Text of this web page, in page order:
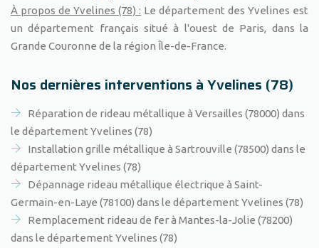
À propos de Yvelines (78) : Le département des Yvelines est
un département français situé à l'ouest de Paris, dans la
Grande Couronne de la région Île-de-France.
Nos dernières interventions à Yvelines (78)
Réparation de rideau métallique à Versailles (78000) dans
le département Yvelines (78)
Installation grille métallique à Sartrouville (78500) dans le
département Yvelines (78)
Dépannage rideau métallique électrique à Saint-
Germain-en-Laye (78100) dans le département Yvelines (78)
Remplacement rideau de fer à Mantes-la-Jolie (78200)
dans le département Yvelines (78)